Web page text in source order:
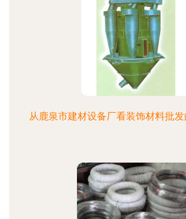
从鹿泉市建材设备厂看装饰材料批